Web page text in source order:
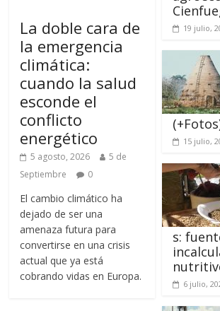
La doble cara de
la emergencia
climática:
cuando la salud
esconde el
conflicto
energético
5 agosto, 2026
5 de
Septiembre
0
El cambio climático ha
dejado de ser una
amenaza futura para
convertirse en una crisis
actual que ya está
cobrando vidas en Europa.
19 julio,
15 julio,
s:
6 julio,